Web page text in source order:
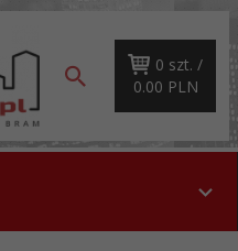
0 szt. /
0.00 PLN